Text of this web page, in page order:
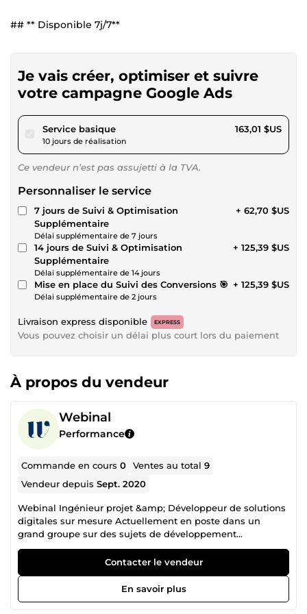
## ** Disponible 7j/7**
Je vais créer, optimiser et suivre
votre campagne Google Ads
Service basiquepour 150,24 $US
10 jours de réalisation
163,01 $US
Ce vendeur n’est pas assujetti à la TVA.
Personnaliser le service
7 jours de Suivi & Optimisation
Supplémentaire
Délai supplémentaire de 7 jours
+ 62,70 $US
14 jours de Suivi & Optimisation
Supplémentaire
Délai supplémentaire de 14 jours
+ 125,39 $US
Mise en place du Suivi des Conversions 🎯
Délai supplémentaire de 2 jours
+ 125,39 $US
Livraison express disponible EXPRESS
Vous pouvez choisir un délai plus court lors du paiement
À propos du vendeur
Webinal
Performance
Commande en cours0 Ventes au total9
Vendeur depuisSept. 2020
Webinal Ingénieur projet &amp; Développeur de solutions
digitales sur mesure Actuellement en poste dans un
grand groupe sur des sujets de développement
organisationnel, performance et structuration,
j’accompagne dirigeants, entreprises et indépendants
dans la création d’outils digitaux qui génèrent un vrai
impact. Mon profil est volontairement hybride : ✅ Une
rigueur d’ingénieur (logique, fiabilité, scalabilité) ✅ Une
Contacter le vendeur
En savoir plus